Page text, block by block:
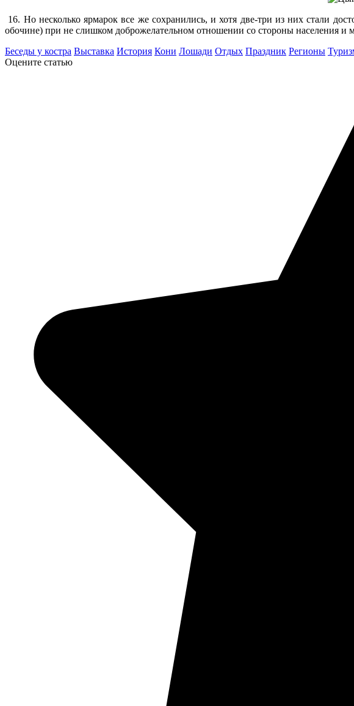
16. Но несколько ярмарок все же сохранились, и хотя две-три из них стали
обочине) при не слишком доброжелательном отношении со стороны населения и
Беседы у костра Выставка История Кони Лошади Отдых Праздник Регионы
Оцените статью